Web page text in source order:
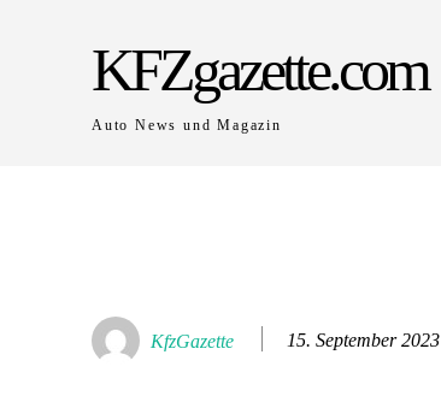
KFZgazette.com
Auto News und Magazin
KfzGazette 15. September 2023